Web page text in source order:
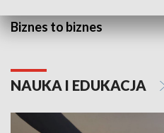
Biznes to biznes
NAUKA I EDUKACJA